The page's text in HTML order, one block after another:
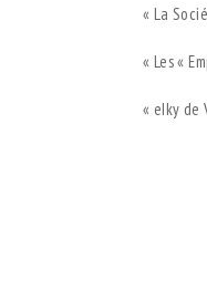
« La
« Les «
« eIky